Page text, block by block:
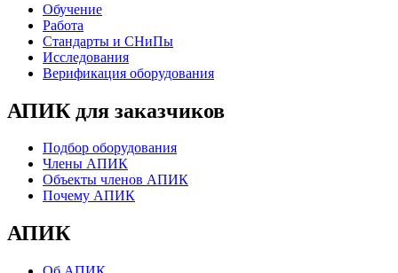
Обучение
Работа
Стандарты и СНиПы
Исследования
Верификация оборудования
АПИК для заказчиков
Подбор оборудования
Члены АПИК
Объекты членов АПИК
Почему АПИК
АПИК